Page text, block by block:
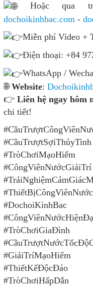
Hoặc qua
dochoikinhbac.com -
Miễn phí Video +
Điện thoại: +84
WhatsApp /
🌐Website:
👉 Liên hệ ngay hôm
chi tiết!
#CầuTrượtSợiThủyTinh
#TròChơiMạoHiểm
#CôngViênNướcGiảiTrí
#ThiếtBịCôngViênNước
#DochoiKinhBac
#TròChơiGiaĐình
#GiảiTríMạoHiểm
#ThiếtKếĐộcĐáo
#TròChơiHấpDẫn